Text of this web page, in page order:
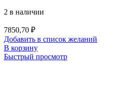
2 в наличии
7850,70 ₽
Добавить в список желаний
В корзину
Быстрый просмотр